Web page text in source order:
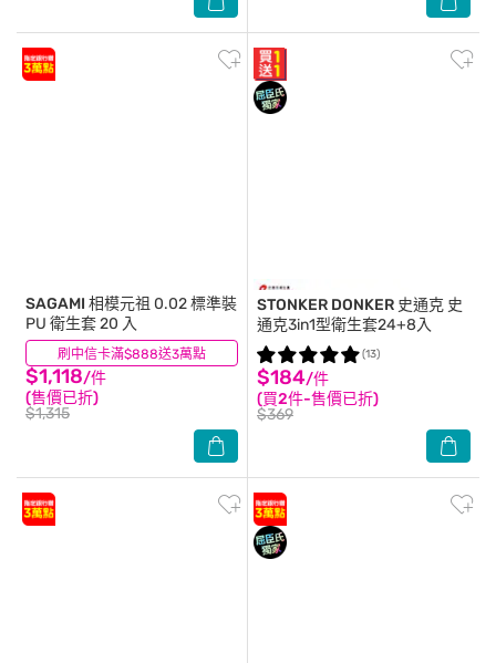
刷中信卡滿$888送3萬點
SAGAMI 相模元祖 0.02 標準裝
PU 衛生套 20 入
$1,118/件
(售價已折)
$1,315
(27)
STONKER DONKER 史通克 史
通克3in1型衛生套24+8入
$184/件
(買2件-售價已折)
$369
(13)